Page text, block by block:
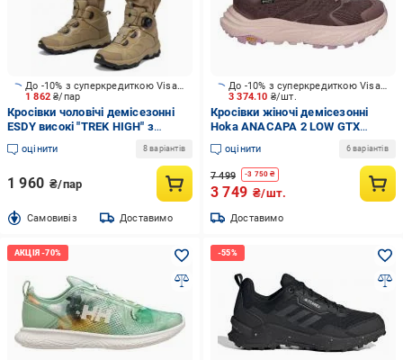
1 862₴/пар
До -10% з суперкредиткою Visa Вигода
Кросівки чоловічі демісезонні
ESDY високі "TREK HIGH" з
автошнурівкою SK-10 р.45
coyote
оцінити 8 варіантів
1 960 ₴/пар
Cамовивіз Доставимо
3 374.10 ₴/шт.
До -10% з суперкредиткою Visa Вигода
Кросівки жіночі демісезонні
Hoka ANACAPA 2 LOW GTX
1142830F-SYQ р.38 бордові
оцінити 6 варіантів
7 499 -3 750 ₴
3 749 ₴/шт.
Доставимо